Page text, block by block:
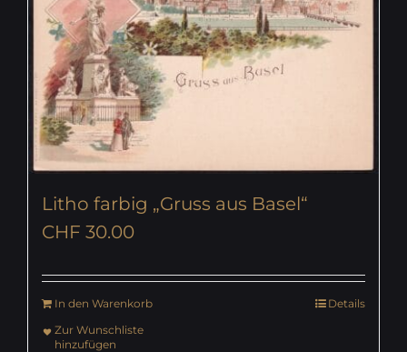
Litho farbig „Gruss aus Basel“
CHF 30.00
In den Warenkorb
Details
Zur Wunschliste
hinzufügen